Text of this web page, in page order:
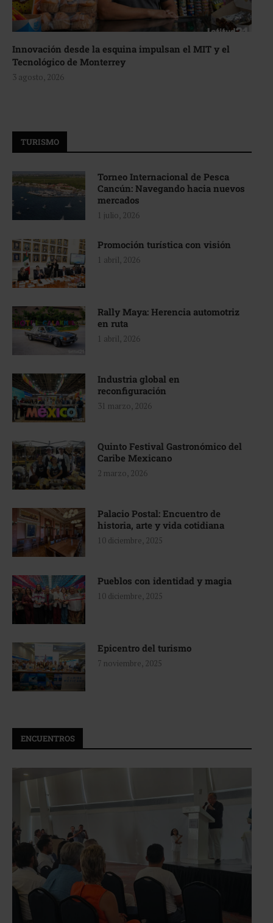
Innovación desde la esquina impulsan el MIT y el
Tecnológico de Monterrey
3 agosto, 2026
TURISMO
Torneo Internacional de Pesca
Cancún: Navegando hacia nuevos
mercados
1 julio, 2026
Promoción turística con visión
1 abril, 2026
Rally Maya: Herencia automotriz
en ruta
1 abril, 2026
Industria global en
reconfiguración
31 marzo, 2026
Quinto Festival Gastronómico del
Caribe Mexicano
2 marzo, 2026
Palacio Postal: Encuentro de
historia, arte y vida cotidiana
10 diciembre, 2025
Pueblos con identidad y magia
10 diciembre, 2025
Epicentro del turismo
7 noviembre, 2025
ENCUENTROS